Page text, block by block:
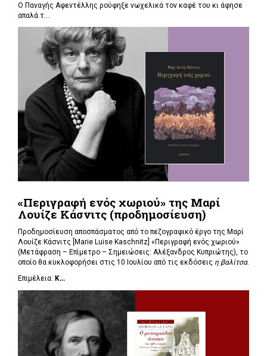
Ο Παναγής Αφεντέλλης ρούφηξε νωχελικά τον καφέ του κι άφησε
απαλά τ...
«Περιγραφή ενός χωριού» της Μαρί
Λουίζε Κάσνιτς (προδημοσίευση)
Προδημοσίευση αποσπάσματος από το πεζογραφικό έργο της Μαρί
Λουίζε Κάσνιτς [Marie Luise Kaschnitz] «Περιγραφή ενός χωριού»
(Μετάφραση – Επίμετρο – Σημειώσεις: Αλέξανδρος Κυπριώτης), το
οποίο θα κυκλοφορήσει στις 10 Ιουλίου από τις εκδόσεις η βαλίτσα.
Επιμέλεια: Κ...